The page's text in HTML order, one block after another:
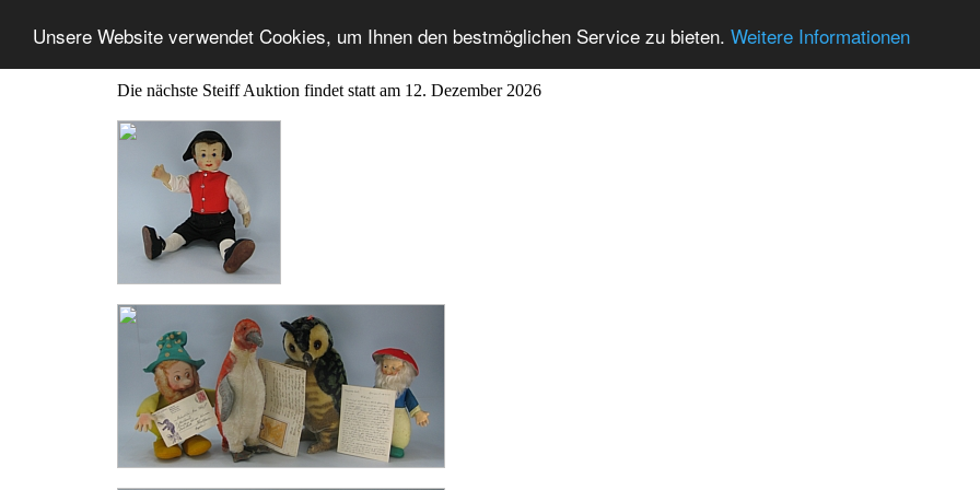
Unsere Website verwendet Cookies, um Ihnen den bestmöglichen Service zu bieten. Weitere Informationen
Die nächste Steiff Auktion findet statt am 12. Dezember 2026